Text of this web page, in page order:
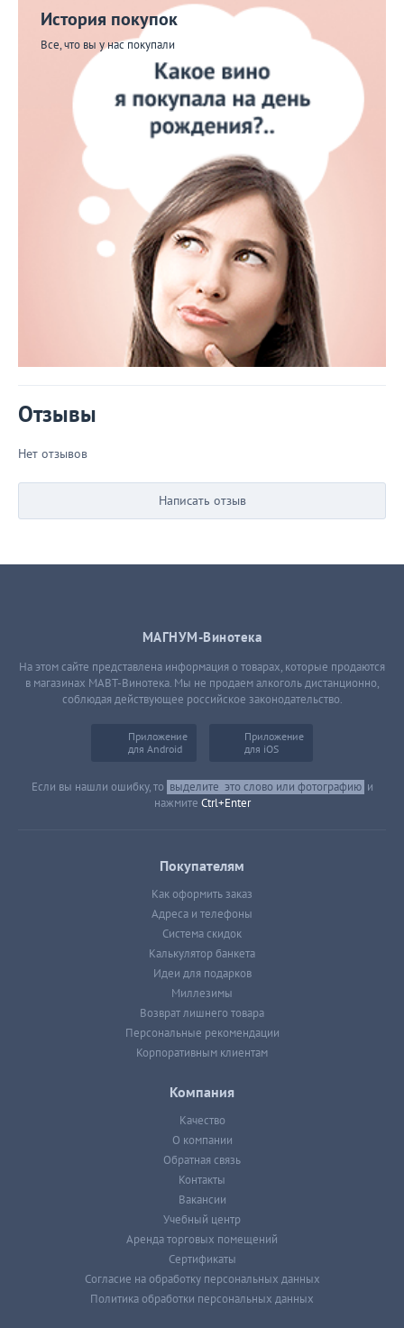
История покупок
Все, что вы у нас покупали
Отзывы
Нет отзывов
Написать отзыв
МАГНУМ-Винотека
На этом сайте представлена информация о товарах, которые продаются
в магазинах МАВТ-Винотека. Мы не продаем алкоголь дистанционно,
соблюдая действующее российское законодательство.
Приложение
для Android
Приложение
для iOS
Если вы нашли ошибку, то выделите это слово или фотографию и
нажмите Ctrl+Enter
Покупателям
Как оформить заказ
Адреса и телефоны
Система скидок
Калькулятор банкета
Идеи для подарков
Миллезимы
Возврат лишнего товара
Персональные рекомендации
Корпоративным клиентам
Компания
Качество
О компании
Обратная связь
Контакты
Вакансии
Учебный центр
Аренда торговых помещений
Сертификаты
Согласие на обработку персональных данных
Политика обработки персональных данных